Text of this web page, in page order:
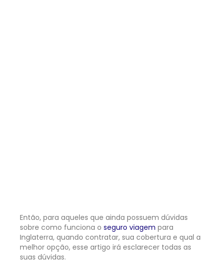
Então, para aqueles que ainda possuem dúvidas
sobre como funciona o seguro viagem para
Inglaterra, quando contratar, sua cobertura e qual a
melhor opção, esse artigo irá esclarecer todas as
suas dúvidas.